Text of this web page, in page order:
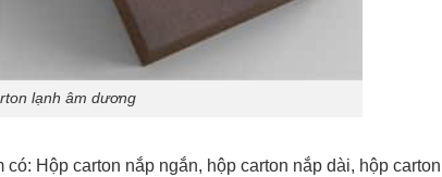
lạnh âm dương
Hộp carton nắp ngắn, hộp carton nắp dài, hộp